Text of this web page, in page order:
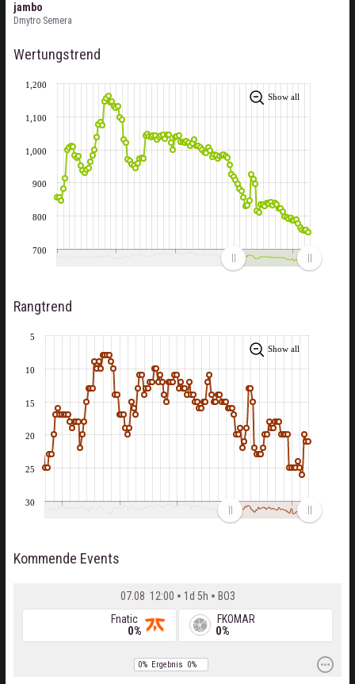
jambo
Dmytro Semera
Wertungstrend
700
800
900
1,000
1,100
1,200
Show all
Rangtrend
5
10
15
20
25
30
Show all
Kommende Events
Fnatic
0%
07.08 12:00 1d 5h BO3
0%
FKOMAR
0% Ergebnis 0%